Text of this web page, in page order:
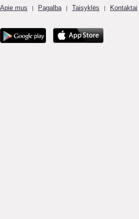
Apie mus | Pagalba | Taisyklės | Kontaktai